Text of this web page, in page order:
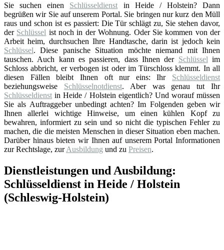
Sie suchen einen Schlüsseldienst in Heide / Holstein? Dann
begrüßen wir Sie auf unserem Portal. Sie bringen nur kurz den Müll
raus und schon ist es passiert: Die Tür schlägt zu, Sie stehen davor,
der Schlüssel ist noch in der Wohnung. Oder Sie kommen von der
Arbeit heim, durchsuchen Ihre Handtasche, darin ist jedoch kein
Schlüssel. Diese panische Situation möchte niemand mit Ihnen
tauschen. Auch kann es passieren, dass Ihnen der Schlüssel im
Schloss abbricht, er verbogen ist oder im Türschloss klemmt. In all
diesen Fällen bleibt Ihnen oft nur eins: Ihr Schlüsseldienst
beziehungsweise Schlüsselnotdienst. Aber was genau tut Ihr
Schlüsseldienst in Heide / Holstein eigentlich? Und worauf müssen
Sie als Auftraggeber unbedingt achten? Im Folgenden geben wir
Ihnen allerlei wichtige Hinweise, um einen kühlen Kopf zu
bewahren, informiert zu sein und so nicht die typischen Fehler zu
machen, die die meisten Menschen in dieser Situation eben machen.
Darüber hinaus bieten wir Ihnen auf unserem Portal Informationen
zur Rechtslage, zurAusbildung und zu Preisen.
Dienstleistungen und Ausbildung:
Schlüsseldienst in Heide / Holstein
(Schleswig-Holstein)